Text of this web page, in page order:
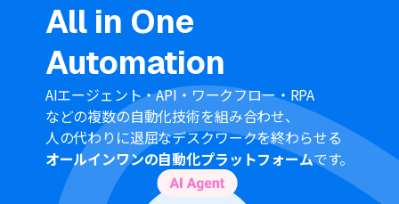
■注意事項
Googleフォーム、Google スプレッドシート、Gmailの
それぞれとYoomを連携してください。
トリガーは5分、10分、15分、30分、60分の間隔で起動
間隔を選択できます。
プランによって最短の起動間隔が異なりますので、ご注意
ください。
Googleフォームをトリガーとして使用した際の回答内容
を取得する方法は「 Googleフォームトリガーで、回答内
容を取得する方法」を参照ください。
All in One
Automation
AIエージェント・API・ワークフロー・RPA
などの複数の自動化技術を組み合わせ、
人の代わりに退屈なデスクワークを終わらせる
オールインワンの自動化プラットフォームです。